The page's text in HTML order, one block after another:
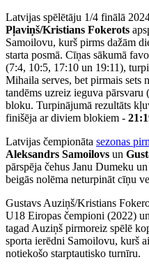
Latvijas spēlētāju 1/4 finālā
Pļaviņš/Kristians Fokerots
Samoilovu, kurš pirms dažām
starta posmā. Cīņas sākumā
(7:4, 10:5, 17:10 un 19:11),
Mihaila serves, bet pirmais sets
tandēms uzreiz ieguva
bloku. Turpinājumā rezultāts
finišēja ar diviem blokiem -
Latvijas čempionāta sezonas
Aleksandrs Samoilovs un
pārspēja čehus Janu Dumeku
beigās nolēma neturpināt cīņu
Gustavs Auziņš/Kristians
U18 Eiropas čempioni (2022)
tagad Auziņš pirmoreiz spēlē
sporta ierēdni Samoilovu, kurš
notiekošo starptautisko turnīru.